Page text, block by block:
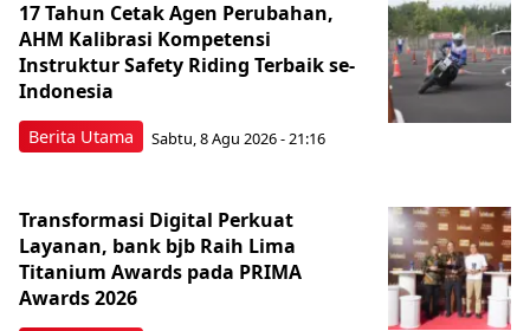
Berita Utama
17 Tahun Cetak Agen Perubahan,
AHM Kalibrasi Kompetensi
Instruktur Safety Riding Terbaik se-
Indonesia
Sabtu, 8 Agu 2026 - 21:16
Transformasi Digital Perkuat
Layanan, bank bjb Raih Lima
Titanium Awards pada PRIMA
Awards 2026